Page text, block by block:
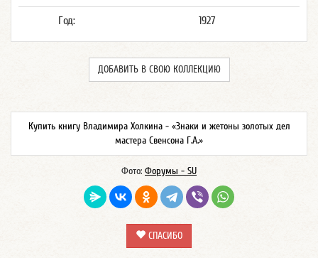
Год: 1927
ДОБАВИТЬ В СВОЮ КОЛЛЕКЦИЮ
Купить книгу Владимира Холкина - «Знаки и жетоны золотых дел
мастера Свенсона Г.А.»
Фото: Форумы - SU
СПАСИБО